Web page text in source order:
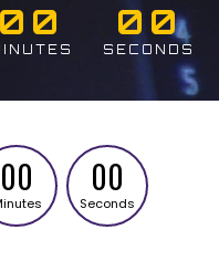
00 00
SECONDS
00 00
Seconds